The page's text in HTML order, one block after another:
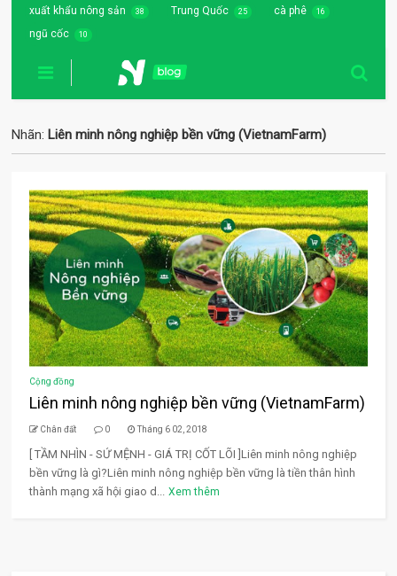
xuất khẩu nông sản 38 Trung Quốc 25 cà phê 16
ngũ cốc 10
Nhãn: Liên minh nông nghiệp bền vững (VietnamFarm)
Cộng đồng
Liên minh nông nghiệp bền vững (VietnamFarm)
Chân đất 0 Tháng 6 02, 2018
[ TẦM NHÌN - SỨ MỆNH - GIÁ TRỊ CỐT LÕI ]Liên minh nông nghiệp
bền vững là gì?Liên minh nông nghiệp bền vững là tiền thân hình
thành mạng xã hội giao d... Xem thêm